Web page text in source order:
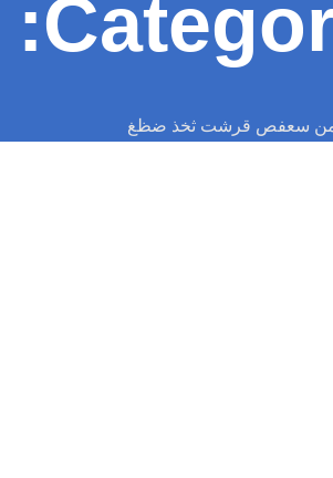
سعفص قرشت ثخذ ضظغ